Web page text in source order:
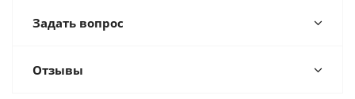
Задать вопрос
Отзывы